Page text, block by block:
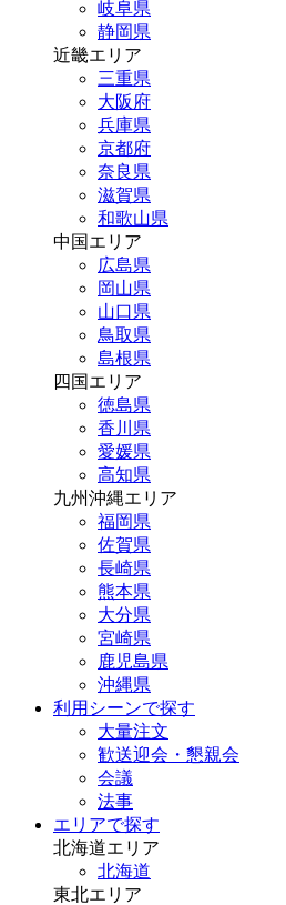
岐阜県
静岡県
近畿エリア
三重県
大阪府
兵庫県
京都府
奈良県
滋賀県
和歌山県
中国エリア
広島県
岡山県
山口県
鳥取県
島根県
四国エリア
徳島県
香川県
愛媛県
高知県
九州沖縄エリア
福岡県
佐賀県
長崎県
熊本県
大分県
宮崎県
鹿児島県
沖縄県
利用シーンで探す
大量注文
歓送迎会・懇親会
会議
法事
エリアで探す
北海道エリア
北海道
東北エリア